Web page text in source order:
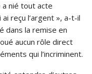
a nié tout acte
reçu l’argent », a-t-il
dans la remise en
aucun rôle direct
qui l’incriminent.